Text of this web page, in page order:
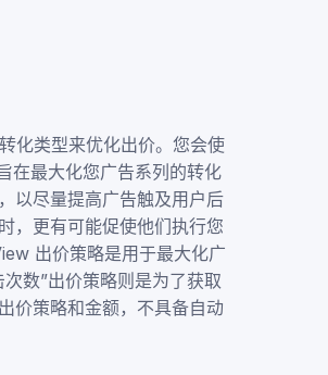
化类型来优化出价。您会使
在最大化您广告系列的转化
以尽量提高广告触及用户后
，更有可能促使他们执行您
出价策略是用于最大化广
数”出价策略则是为了获取
价策略和金额，不具备自动